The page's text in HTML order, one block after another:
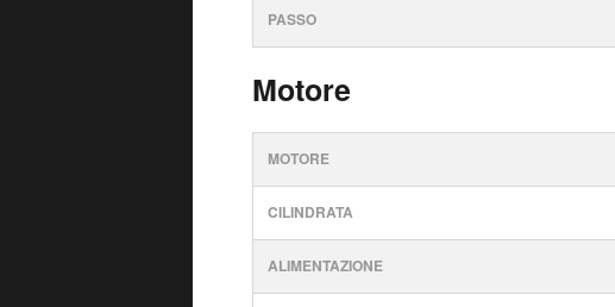
PASSO
Motore
MOTORE
CILINDRATA
ALIMENTAZIONE